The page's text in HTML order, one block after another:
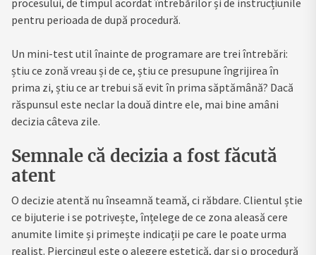
pentru perioada de după procedură.
Un mini-test util înainte de programare are trei întrebări:
știu ce zonă vreau și de ce, știu ce presupune îngrijirea în
prima zi, știu ce ar trebui să evit în prima săptămână? Dacă
răspunsul este neclar la două dintre ele, mai bine amâni
decizia câteva zile.
Semnale că decizia a fost făcută
atent
O decizie atentă nu înseamnă teamă, ci răbdare. Clientul știe
ce bijuterie i se potrivește, înțelege de ce zona aleasă cere
anumite limite și primește indicații pe care le poate urma
realist. Piercingul este o alegere estetică, dar și o procedură